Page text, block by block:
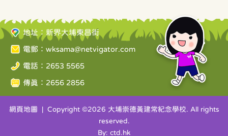
地址：新界大埔東昌街
電郵： wksama@netvigator.com
電話：2653 5565
傳真：2656 2856
網頁地圖 | Copyright ©2026 大埔崇德黃建常紀念學校. All rights
reserved.
By: ctd.hk